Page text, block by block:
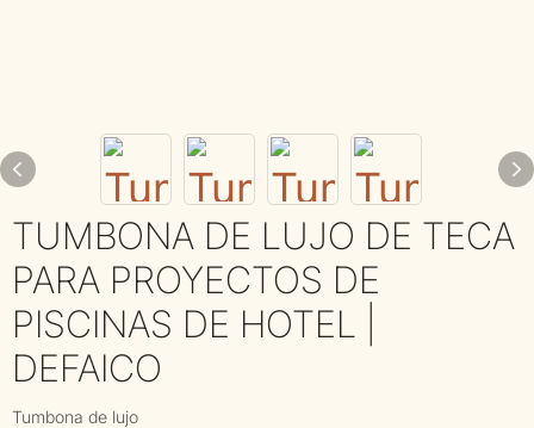
TUMBONA DE LUJO DE TECA
PARA PROYECTOS DE
PISCINAS DE HOTEL |
DEFAICO
Tumbona de lujo